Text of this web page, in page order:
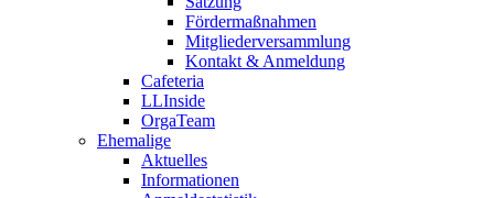
Fördermaßnahmen
Mitgliederversammlung
Kontakt & Anmeldung
Cafeteria
LLInside
OrgaTeam
Ehemalige
Aktuelles
Informationen